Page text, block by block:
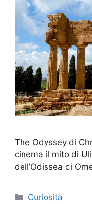
The Odyssey di
cinema il mito di
dell’Odissea di
Categorie
Curiosità